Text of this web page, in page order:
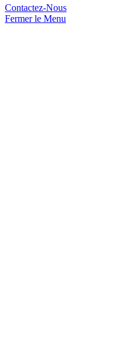
Contactez-Nous
Fermer le Menu